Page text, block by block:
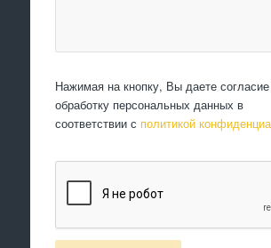
Нажимая на кнопку, Вы даете
обработку персональных данных в
соответствии с политикой